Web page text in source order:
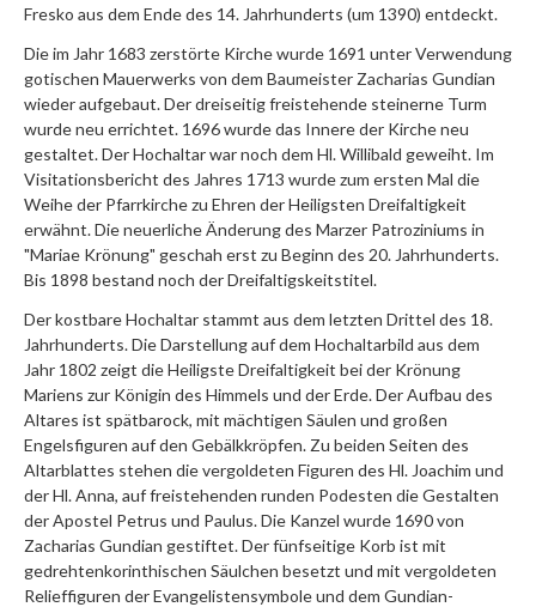
Fresko aus dem Ende des 14. Jahrhunderts (um 1390) entdeckt.
Die im Jahr 1683 zerstörte Kirche wurde 1691 unter Verwendung
gotischen Mauerwerks von dem Baumeister Zacharias Gundian
wieder aufgebaut. Der dreiseitig freistehende steinerne Turm
wurde neu errichtet. 1696 wurde das Innere der Kirche neu
gestaltet. Der Hochaltar war noch dem Hl. Willibald geweiht. Im
Visitationsbericht des Jahres 1713 wurde zum ersten Mal die
Weihe der Pfarrkirche zu Ehren der Heiligsten Dreifaltigkeit
erwähnt. Die neuerliche Änderung des Marzer Patroziniums in
"Mariae Krönung" geschah erst zu Beginn des 20. Jahrhunderts.
Bis 1898 bestand noch der Dreifaltigskeitstitel.
Der kostbare Hochaltar stammt aus dem letzten Drittel des 18.
Jahrhunderts. Die Darstellung auf dem Hochaltarbild aus dem
Jahr 1802 zeigt die Heiligste Dreifaltigkeit bei der Krönung
Mariens zur Königin des Himmels und der Erde. Der Aufbau des
Altares ist spätbarock, mit mächtigen Säulen und großen
Engelsfiguren auf den Gebälkkröpfen. Zu beiden Seiten des
Altarblattes stehen die vergoldeten Figuren des Hl. Joachim und
der Hl. Anna, auf freistehenden runden Podesten die Gestalten
der Apostel Petrus und Paulus. Die Kanzel wurde 1690 von
Zacharias Gundian gestiftet. Der fünfseitige Korb ist mit
gedrehtenkorinthischen Säulchen besetzt und mit vergoldeten
Relieffiguren der Evangelistensymbole und dem Gundian-